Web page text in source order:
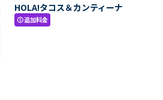
HOLA!タコス＆カンティーナ
paid追加料金